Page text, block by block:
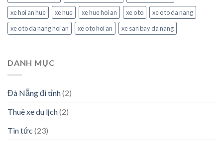
xe hoi an hue
xe hue xe hue hoi an xe o to
xe o to da nang
xe o to da nang hoi an
xe o to hoi an xe san bay da nang
DANH MỤC
Đà Nẵng đi tỉnh(2)
Thuê xe du lịch(2)
Tin tức (23)